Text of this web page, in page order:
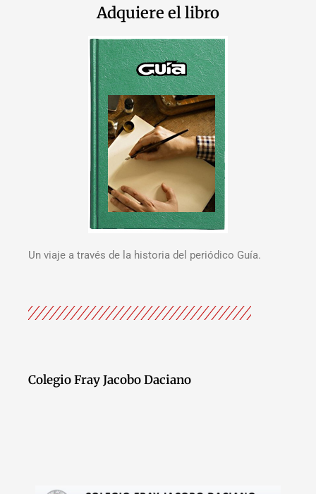
Adquiere el libro
Un viaje a través de la historia del periódico Guía.
Colegio Fray Jacobo Daciano